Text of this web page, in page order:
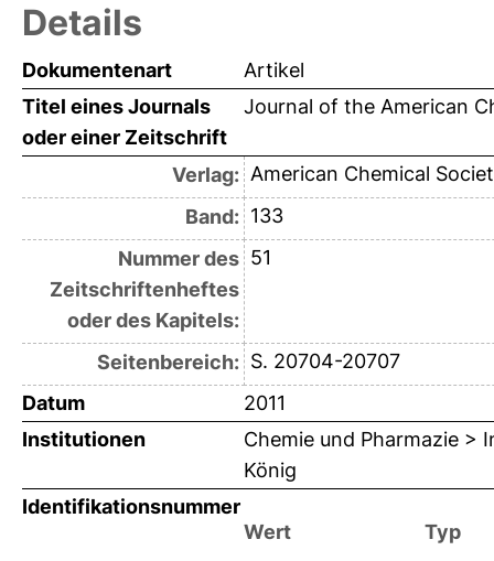
Details
Dokumentenart
Artikel
Titel eines Journals
oder einer Zeitschrift
Journal of the American
Verlag: American Chemical
Band: 133
Nummer des
Zeitschriftenheftes
oder des Kapitels:
51
Seitenbereich: S. 20704-20707
Datum
2011
Institutionen
Chemie und Pharmazie >
König
Identifikationsnummer
Wert
Typ